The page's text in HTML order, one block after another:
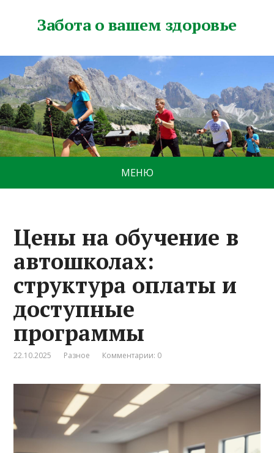
Забота о вашем здоровье
МЕНЮ
Цены на обучение в
автошколах:
структура оплаты и
доступные
программы
22.10.2025 Разное Комментарии: 0